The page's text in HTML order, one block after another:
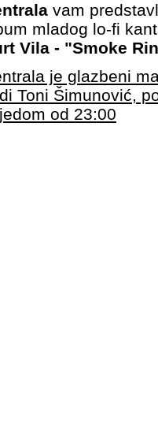
vam
mladog lo-fi
Vila - "Smoke
je glazbeni
Toni Šimunović,
od 23:00